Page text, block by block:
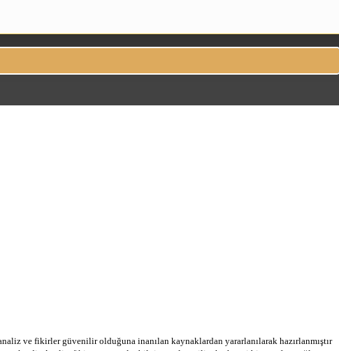
ve fikirler güvenilir olduğuna inanılan kaynaklardan yararlanılarak hazırlanmıştır